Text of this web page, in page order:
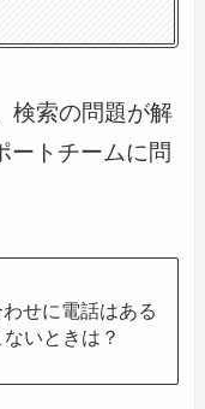
検索の問題が解
ートチームに問
せに電話はある
いときは？